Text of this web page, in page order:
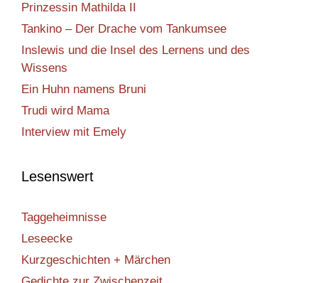
Prinzessin Mathilda II
Tankino – Der Drache vom Tankumsee
Inslewis und die Insel des Lernens und des
Wissens
Ein Huhn namens Bruni
Trudi wird Mama
Interview mit Emely
Lesenswert
Taggeheimnisse
Leseecke
Kurzgeschichten + Märchen